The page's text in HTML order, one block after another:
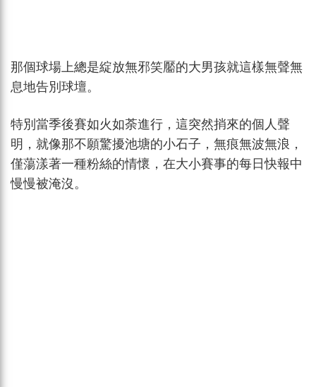
那個球場上總是綻放無邪笑靨的大男孩就這樣無聲無
息地告別球壇。
特別當季後賽如火如荼進行，這突然捎來的個人聲
明，就像那不願驚擾池塘的小石子，無痕無波無浪，
僅蕩漾著一種粉絲的情懷，在大小賽事的每日快報中
慢慢被淹沒。